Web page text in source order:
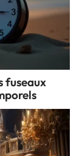
fuseaux